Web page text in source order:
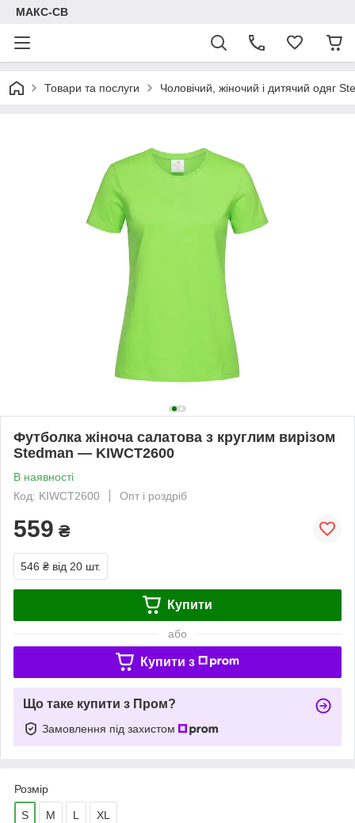
МАКС-СВ
Товари та послуги Чоловічий, жіночий і дитячий одяг
Футболка жіноча салатова з круглим вирізом
Stedman — KIWСТ2600
В наявності
Код: KIWСТ2600
Опт і роздріб
559 ₴
546 ₴ від 20 шт.
Купити
або
Купити з
Що таке купити з Пром?
Замовлення під захистом
Розмір
S M L XL